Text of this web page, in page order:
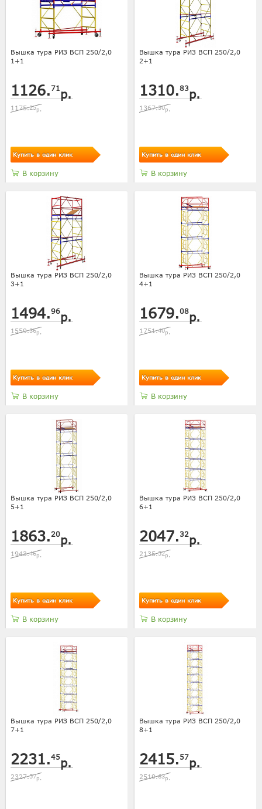
Вышка тура РИЗ ВСП 250/2,0
1+1
1126. 71р.
1175.25р.
Купить в один клик
В корзину
Вышка тура РИЗ ВСП 250/2,0
2+1
1310.83р.
1367.30р.
Купить в один клик
В корзину
Вышка тура РИЗ ВСП 250/2,0
3+1
1494.96р.
1559.36р.
Купить в один клик
В корзину
Вышка тура РИЗ ВСП 250/2,0
4+1
1679.08р.
1751.40р.
Купить в один клик
В корзину
Вышка тура РИЗ ВСП 250/2,0
5+1
1863. 20р.
1943.46р.
Купить в один клик
В корзину
Вышка тура РИЗ ВСП 250/2,0
6+1
2047. 32р.
2135.52р.
Купить в один клик
В корзину
Вышка тура РИЗ ВСП 250/2,0
7+1
2231.45р.
2327.57р.
Вышка тура РИЗ ВСП 250/2,0
8+1
2415. 57р.
2519.63р.